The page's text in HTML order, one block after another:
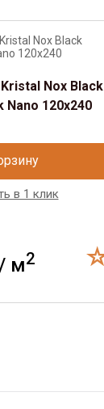
Nox Black
120х240
в 1 клик
м2